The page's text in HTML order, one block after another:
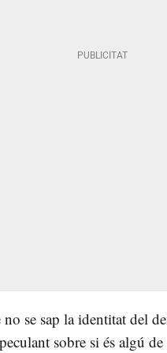
no se sap la identitat del
sobre si és algú